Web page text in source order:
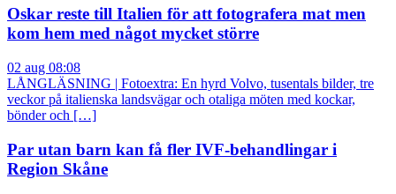
Oskar reste till Italien för att fotografera mat men
kom hem med något mycket större
02 aug 08:08
LÅNGLÄSNING | Fotoextra: En hyrd Volvo, tusentals bilder, tre
veckor på italienska landsvägar och otaliga möten med kockar,
bönder och […]
Par utan barn kan få fler IVF-behandlingar i
Region Skåne